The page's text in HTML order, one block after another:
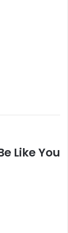
Like You